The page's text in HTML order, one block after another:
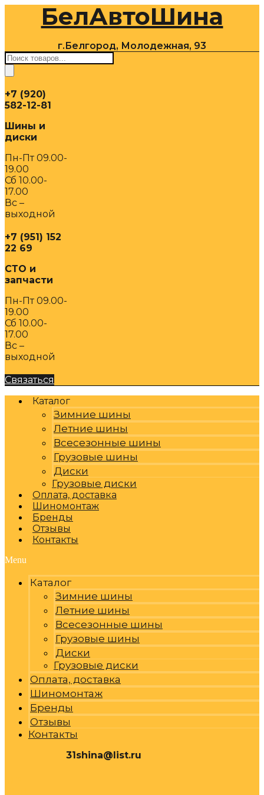
содержимомуБелАвтоШина
г.Белгород, Молодежная, 93
Поиск
товаров
+7 (920)
582-12-81
Шины и
диски
Пн-Пт 09.00-
19.00
Сб 10.00-
17.00
Вс –
выходной
+7 (951) 152
22 69
СТО и
запчасти
Пн-Пт 09.00-
19.00
Сб 10.00-
17.00
Вс –
выходной
Связаться
Каталог
Зимние шины
Летние шины
Всесезонные шины
Грузовые шины
Диски
Грузовые диски
Оплата, доставка
Шиномонтаж
Бренды
Отзывы
Контакты
Menu
Каталог
Зимние шины
Летние шины
Всесезонные шины
Грузовые шины
Диски
Грузовые диски
Оплата, доставка
Шиномонтаж
Бренды
Отзывы
Контакты
31shina@list.ru